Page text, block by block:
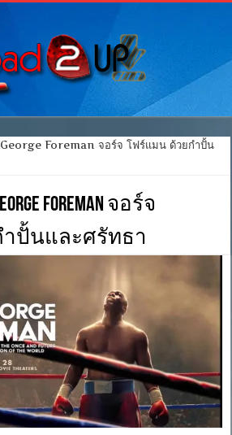
Foreman จอร์จ โฟร์แมน ด้วยกำปั้น
Foreman จอร์จ
ำปั้นและศรัทธา